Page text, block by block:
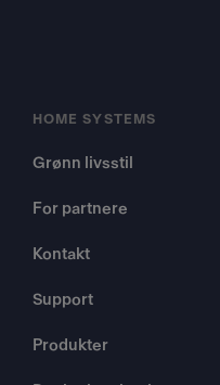
HOME SYSTEMS
Grønn livsstil
For partnere
Kontakt
Support
Produkter